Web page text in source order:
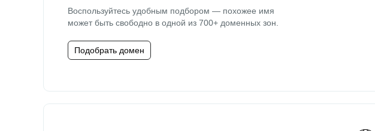
Воспользуйтесь удобным подбором — похожее имя
может быть свободно в одной из 700+ доменных зон.
Подобрать домен